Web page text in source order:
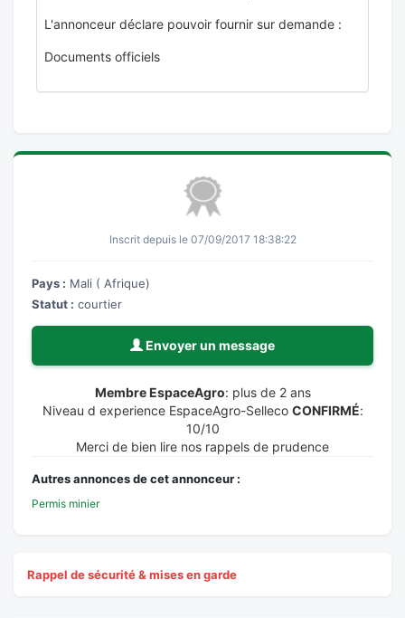
L'annonceur déclare pouvoir fournir sur demande :
Documents officiels
Inscrit depuis le 07/09/2017 18:38:22
Pays : Mali ( Afrique)
Statut : courtier
Envoyer un message
Membre EspaceAgro: plus de 2 ans
Niveau d experience EspaceAgro-Selleco CONFIRMÉ:
10/10
Merci de bien lire nos rappels de prudence
Autres annonces de cet annonceur :
Permis minier
Rappel de sécurité & mises en garde